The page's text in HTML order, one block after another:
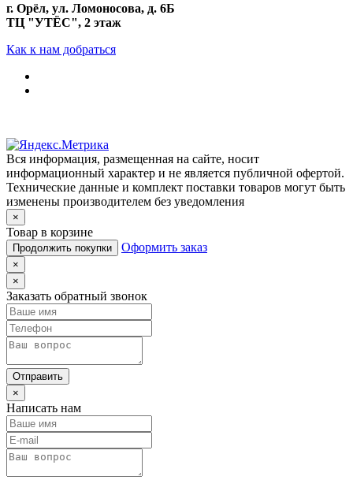
г. Орёл, ул. Ломоносова, д. 6Б
ТЦ "УТЁС", 2 этаж
Как к нам добраться
Вся информация, размещенная на сайте, носит
информационный характер и не является публичной офертой.
Технические данные и комплект поставки товаров могут быть
изменены производителем без уведомления
×
Товар в корзине
Продолжить покупки Оформить заказ
×
×
Заказать обратный звонок
Отправить
×
Написать нам